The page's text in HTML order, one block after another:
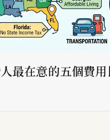
最在意的五個費